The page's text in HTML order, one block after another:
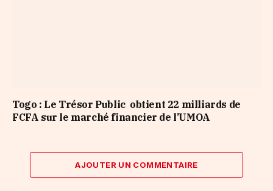
Togo : Le Trésor Public obtient 22 milliards de
FCFA sur le marché financier de l’UMOA
AJOUTER UN COMMENTAIRE